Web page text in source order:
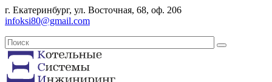
г. Екатеринбург, ул. Восточная, 68, оф. 206
infoksi80@gmail.com